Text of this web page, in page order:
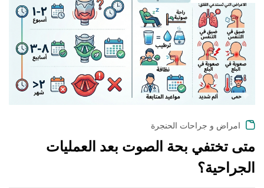
امراض و جراحات الحنجرة
متى تختفي بحة الصوت بعد العمليات
الجراحية؟